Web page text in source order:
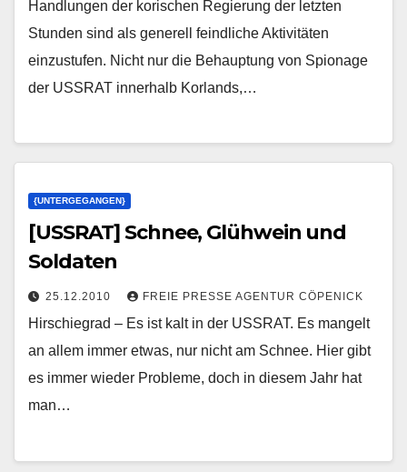
Handlungen der korischen Regierung der letzten
Stunden sind als generell feindliche Aktivitäten
einzustufen. Nicht nur die Behauptung von Spionage
der USSRAT innerhalb Korlands,…
{UNTERGEGANGEN}
[USSRAT] Schnee, Glühwein und
Soldaten
25.12.2010 FREIE PRESSE AGENTUR CÖPENICK
Hirschiegrad – Es ist kalt in der USSRAT. Es mangelt
an allem immer etwas, nur nicht am Schnee. Hier gibt
es immer wieder Probleme, doch in diesem Jahr hat
man…